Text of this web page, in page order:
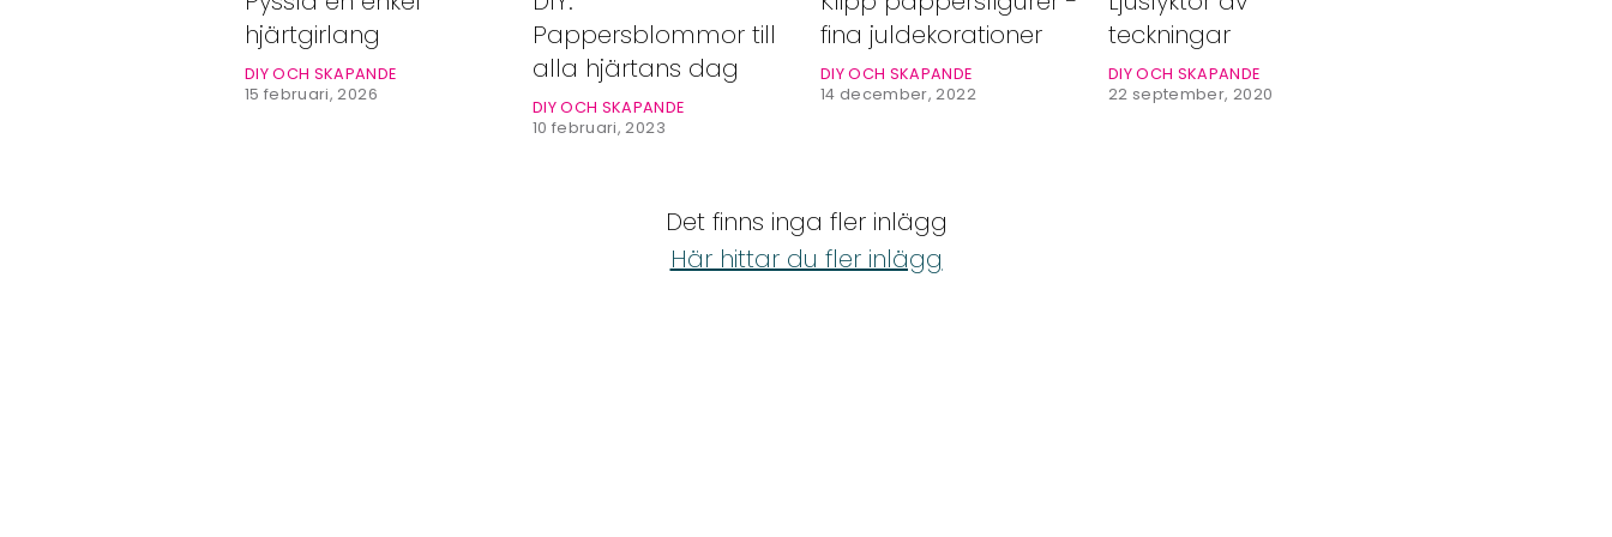
Shop
Alla Ämnen
Våra Skribenter
hjärtgirlang
DIY OCH SKAPANDE
15 februari, 2026
Pappersblommor till
alla hjärtans dag
DIY OCH SKAPANDE
10 februari, 2023
fina juldekorationer
DIY OCH SKAPANDE
14 december, 2022
teckningar
DIY OCH SKAPANDE
22 september, 2020
Det finns inga fler inlägg
Här hittar du fler inlägg